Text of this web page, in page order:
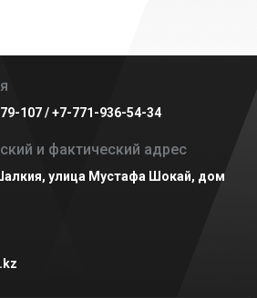
107 / +7-771-936-54-34
и фактический адрес
улица Мустафа Шокай, дом